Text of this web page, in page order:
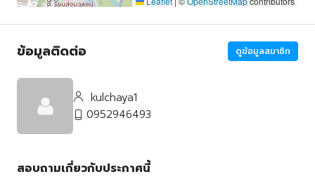
ข้อมูลติดต่อ ดูข้อมูลสมาชิก
kulchaya1
0952946493
สอบถามเกี่ยวกับประกาศนี้